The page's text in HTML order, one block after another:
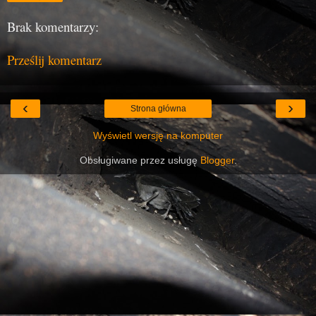
Brak komentarzy:
Prześlij komentarz
‹ ›
Strona główna
Wyświetl wersję na komputer
Obsługiwane przez usługę Blogger.